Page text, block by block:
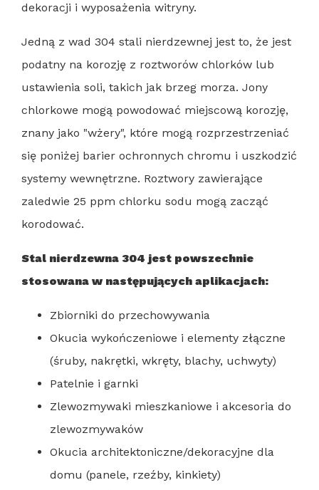
dekoracji i wyposażenia witryny.
Jedną z wad 304 stali nierdzewnej jest to, że jest
podatny na korozję z roztworów chlorków lub
ustawienia soli, takich jak brzeg morza. Jony
chlorkowe mogą powodować miejscową korozję,
znany jako "wżery", które mogą rozprzestrzeniać
się poniżej barier ochronnych chromu i uszkodzić
systemy wewnętrzne. Roztwory zawierające
zaledwie 25 ppm chlorku sodu mogą zacząć
korodować.
Stal nierdzewna 304 jest powszechnie
stosowana w następujących aplikacjach:
Zbiorniki do przechowywania
Okucia wykończeniowe i elementy złączne
(śruby, nakrętki, wkręty, blachy, uchwyty)
Patelnie i garnki
Zlewozmywaki mieszkaniowe i akcesoria do
zlewozmywaków
Okucia architektoniczne/dekoracyjne dla
domu (panele, rzeźby, kinkiety)